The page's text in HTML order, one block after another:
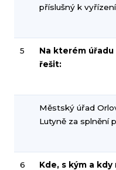
příslušný k
5
Na kterém
řešit:
Městský úřad
Lutyně za splnění
6
Kde, s kým a